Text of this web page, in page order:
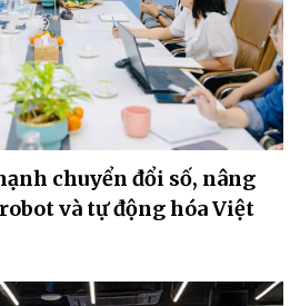
chuyển đổi số, nâng
và tự động hóa Việt